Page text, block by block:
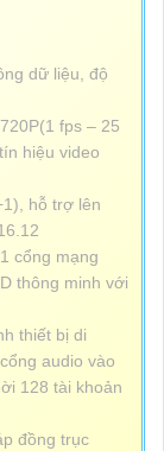
dữ liệu, độ
fps – 25
hiệu video
hỗ trợ lên
cổng mạng
thông minh với
thiết bị di
audio vào
128 tài khoản
đồng trục